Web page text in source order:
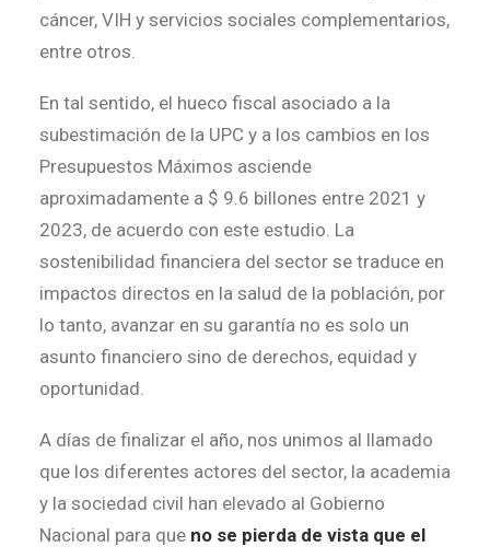
cáncer, VIH y servicios sociales complementarios,
entre otros.
En tal sentido, el hueco fiscal asociado a la
subestimación de la UPC y a los cambios en los
Presupuestos Máximos asciende
aproximadamente a $ 9.6 billones entre 2021 y
2023, de acuerdo con este estudio. La
sostenibilidad financiera del sector se traduce en
impactos directos en la salud de la población, por
lo tanto, avanzar en su garantía no es solo un
asunto financiero sino de derechos, equidad y
oportunidad.
A días de finalizar el año, nos unimos al llamado
que los diferentes actores del sector, la academia
y la sociedad civil han elevado al Gobierno
Nacional para que no se pierda de vista que el